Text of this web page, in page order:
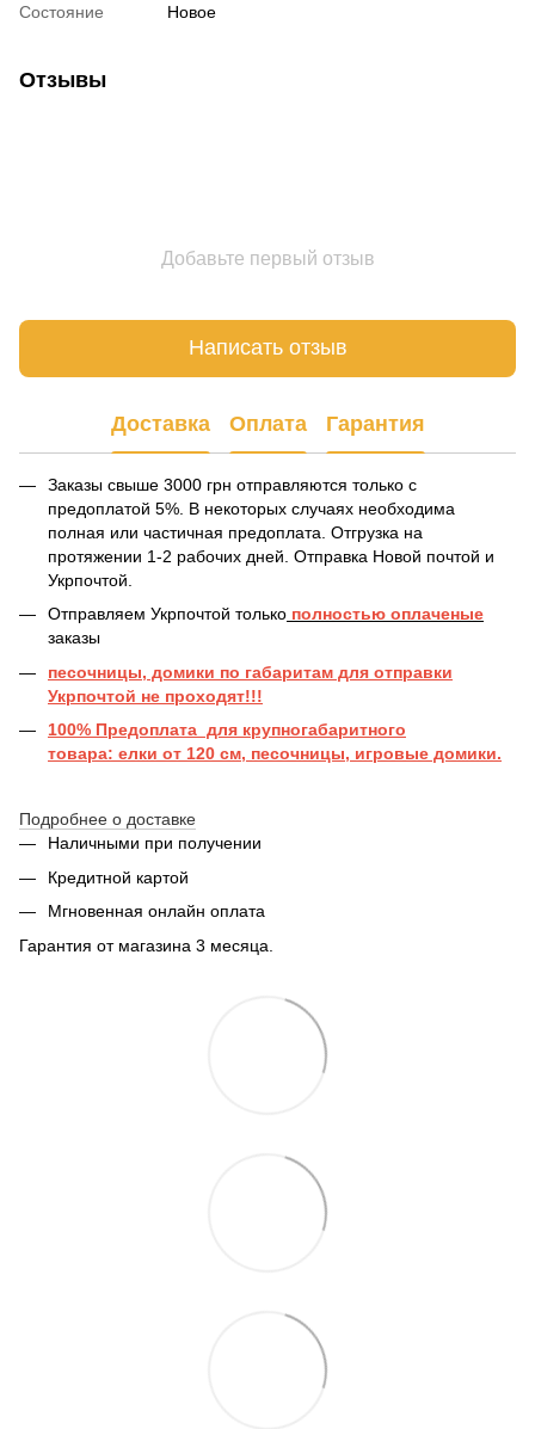
Состояние
Новое
Отзывы
Добавьте первый отзыв
Написать отзыв
Доставка Оплата Гарантия
Заказы свыше 3000 грн отправляются только с
предоплатой 5%. В некоторых случаях необходима
полная или частичная предоплата. Отгрузка на
протяжении 1-2 рабочих дней. Отправка Новой почтой и
Укрпочтой.
Отправляем Укрпочтой только полностью оплаченые
заказы
песочницы, домики по габаритам для отправки
Укрпочтой не проходят!!!
100% Предоплата для крупногабаритного
товара: елки от 120 см, песочницы, игровые домики.
Подробнее о доставке
Наличными при получении
Кредитной картой
Мгновенная онлайн оплата
Гарантия от магазина 3 месяца.